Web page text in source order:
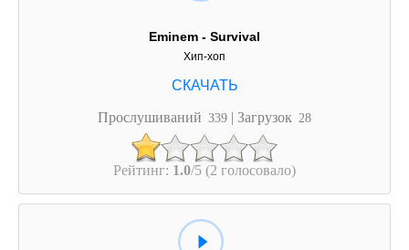
Eminem - Survival
Хип-хоп
Прослушиваний 339 | Загрузок 28
Рейтинг: 1.0/5 (2 голосовало)